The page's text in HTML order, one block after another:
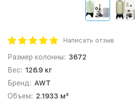
Написать отзыв
Размер колонны: 3672
Вес: 126.9 кг
Бренд: AWT
Объем: 2.1933 м³